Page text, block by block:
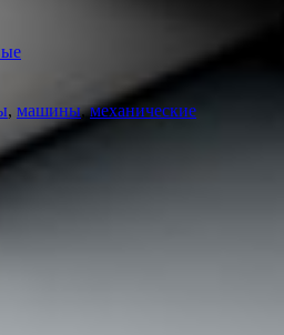
, машины,механические